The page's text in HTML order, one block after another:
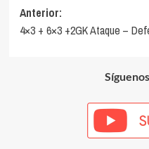
Navegación
de
Anterior:
4×3 + 6×3 +2GK Ataque –